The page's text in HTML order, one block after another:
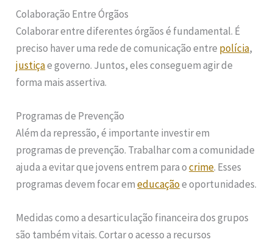
Colaboração Entre Órgãos
Colaborar entre diferentes órgãos é fundamental. É
preciso haver uma rede de comunicação entre polícia,
justiçae governo. Juntos, eles conseguem agir de
forma mais assertiva.
Programas de Prevenção
Além da repressão, é importante investir em
programas de prevenção. Trabalhar com a comunidade
ajuda a evitar que jovens entrem para ocrime. Esses
programas devem focar emeducaçãoe oportunidades.
Medidas como a desarticulação financeira dos grupos
são também vitais. Cortar o acesso a recursos